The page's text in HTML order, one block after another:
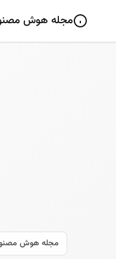
مجله هوش
مجله هوش